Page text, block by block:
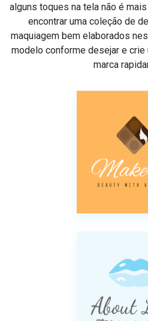
alguns toques na tela não é
encontrar uma coleção de
maquiagem bem elaborados
modelo conforme desejar e
marca